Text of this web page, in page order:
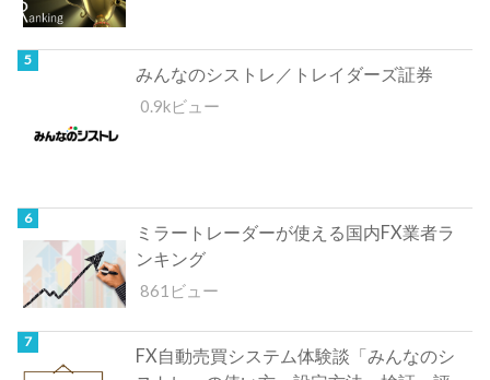
みんなのシストレ／トレイダーズ証券
0.9kビュー
ミラートレーダーが使える国内FX業者ラ
ンキング
861ビュー
FX自動売買システム体験談「みんなのシ